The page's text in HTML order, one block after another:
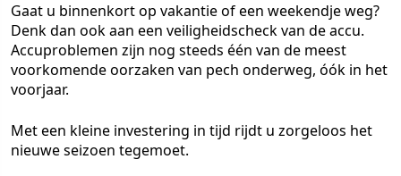
Gaat u binnenkort op vakantie of een weekendje weg?
Denk dan ook aan een veiligheidscheck van de accu.
Accuproblemen zijn nog steeds één van de meest
voorkomende oorzaken van pech onderweg, óók in het
voorjaar.
Met een kleine investering in tijd rijdt u zorgeloos het
nieuwe seizoen tegemoet.